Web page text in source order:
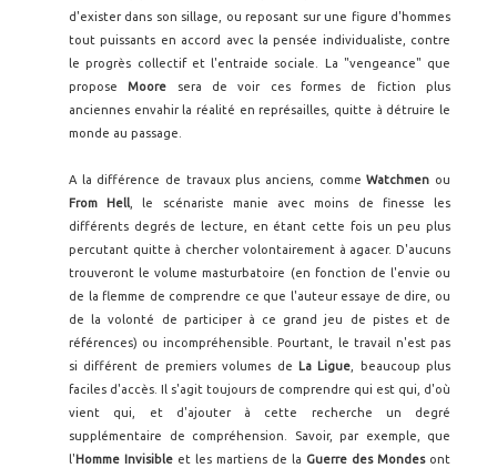
d'exister dans son sillage, ou reposant sur une figure d'hommes
tout puissants en accord avec la pensée individualiste, contre
le progrès collectif et l'entraide sociale. La "vengeance" que
proposeMoore sera de voir ces formes de fiction plus
anciennes envahir la réalité en représailles, quitte à détruire le
monde au passage.
A la différence de travaux plus anciens, commeWatchmen ou
From Hell , le scénariste manie avec moins de finesse les
différents degrés de lecture, en étant cette fois un peu plus
percutant quitte à chercher volontairement à agacer. D'aucuns
trouveront le volume masturbatoire (en fonction de l'envie ou
de la flemme de comprendre ce que l'auteur essaye de dire, ou
de la volonté de participer à ce grand jeu de pistes et de
références) ou incompréhensible. Pourtant, le travail n'est pas
si différent de premiers volumes de La Ligue , beaucoup plus
faciles d'accès. Il s'agit toujours de comprendre qui est qui, d'où
vient qui, et d'ajouter à cette recherche un degré
supplémentaire de compréhension. Savoir, par exemple, que
l'Homme Invisible et les martiens de la Guerre des Mondesont